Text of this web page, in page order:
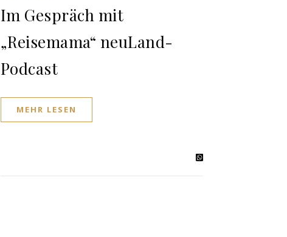
Im Gespräch mit
„Reisemama“ neuLand-
Podcast
MEHR LESEN